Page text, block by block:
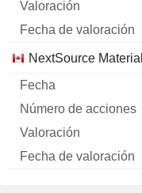
NextSource